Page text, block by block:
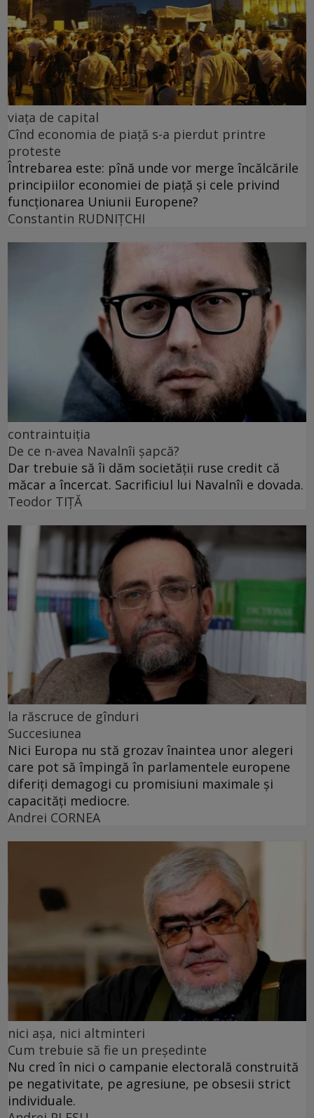
viața de capital
Cînd economia de piață s-a pierdut printre
proteste
Întrebarea este: pînă unde vor merge încălcările
principiilor economiei de piață și cele privind
funcționarea Uniunii Europene?
Constantin RUDNIŢCHI
contraintuiția
De ce n-avea Navalnîi șapcă?
Dar trebuie să îi dăm societății ruse credit că
măcar a încercat. Sacrificiul lui Navalnîi e dovada.
Teodor TIŢĂ
la răscruce de gînduri
Succesiunea
Nici Europa nu stă grozav înaintea unor alegeri
care pot să împingă în parlamentele europene
diferiți demagogi cu promisiuni maximale și
capacități mediocre.
Andrei CORNEA
nici așa, nici altminteri
Cum trebuie să fie un președinte
Nu cred în nici o campanie electorală construită
pe negativitate, pe agresiune, pe obsesii strict
individuale.